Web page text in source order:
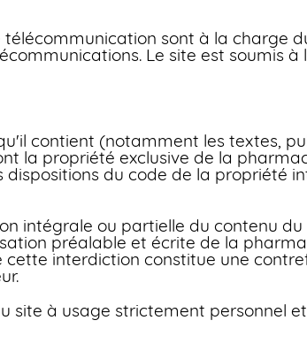
sont à la charge
Le site est soumis à
contient (notamment les textes,
la propriété exclusive de la
du code de la propriété
intégrale ou partielle du contenu
préalable et écrite de la
interdiction constitue une
site à usage strictement personnel